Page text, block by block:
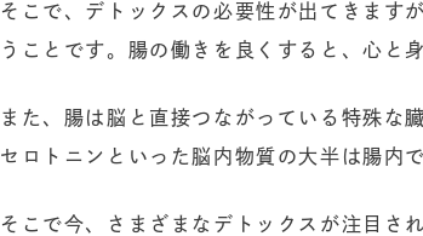
そこで、デトックスの必要性が出てきます
うことです。腸の働きを良くすると、心と
また、腸は脳と直接つながっている特殊な
セロトニンといった脳内物質の大半は腸内
そこで今、さまざまなデトックスが注目さ